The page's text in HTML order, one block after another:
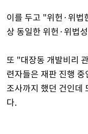
이를 두고 "위헌·위법
상 동일한 위헌·위법
또 "대장동 개발비리
련자들은 재판 진행
조사까지 했던 건인데
다.